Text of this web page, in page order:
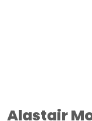
Alastair